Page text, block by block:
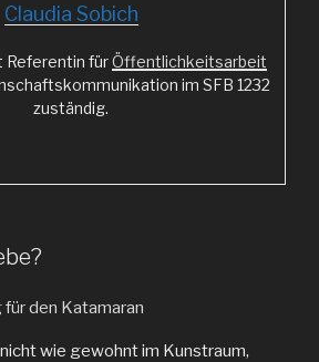
Claudia Sobich
Referentin fürÖffentlichkeitsarbeit
im SFB 1232
zuständig.
wie gewohnt im Kunstraum,